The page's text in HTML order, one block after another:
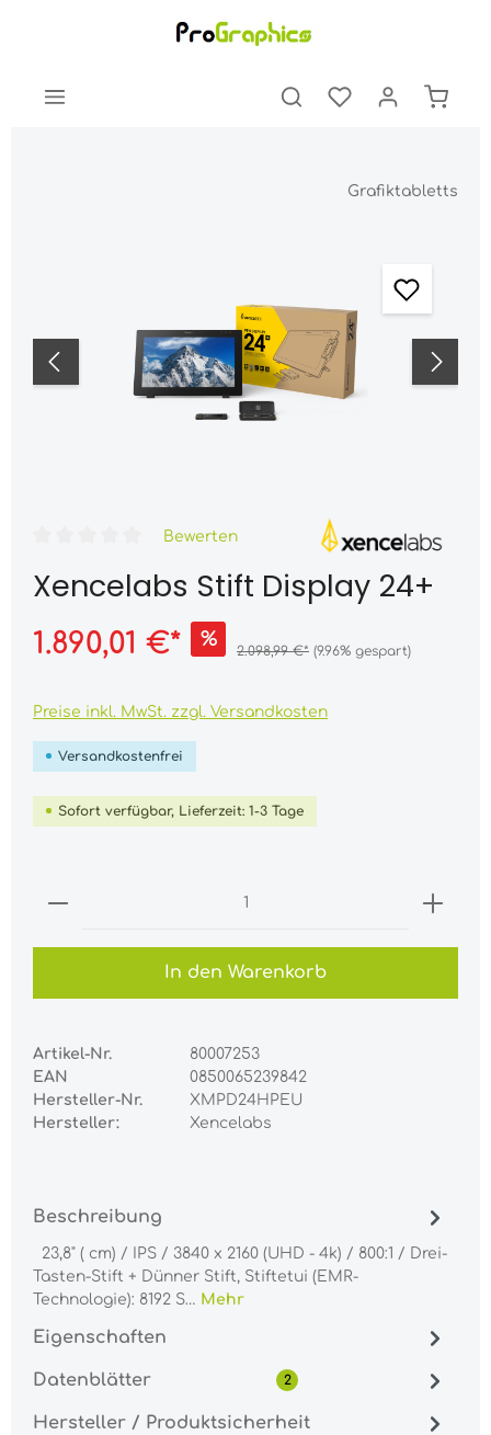
Grafiktabletts
Bewerten
Xencelabs Stift Display 24+
1.890,01 €* %
2.098,99 €* (9.96% gespart)
Preise inkl. MwSt. zzgl. Versandkosten
Versandkostenfrei
Sofort verfügbar, Lieferzeit: 1-3 Tage
In den Warenkorb
Artikel-Nr.
80007253
EAN
0850065239842
Hersteller-Nr.
XMPD24HPEU
Hersteller:
Xencelabs
Beschreibung
23,8" ( cm) / IPS / 3840 x 2160 (UHD - 4k) / 800:1 / Drei-
Tasten-Stift + Dünner Stift, Stiftetui (EMR-
Technologie): 8192 S… Mehr
Eigenschaften
Datenblätter 2
Hersteller / Produktsicherheit